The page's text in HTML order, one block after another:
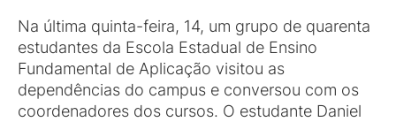
Na última quinta-feira, 14, um grupo de quarenta
estudantes da Escola Estadual de Ensino
Fundamental de Aplicação visitou as
dependências do campus e conversou com os
coordenadores dos cursos. O estudante Daniel